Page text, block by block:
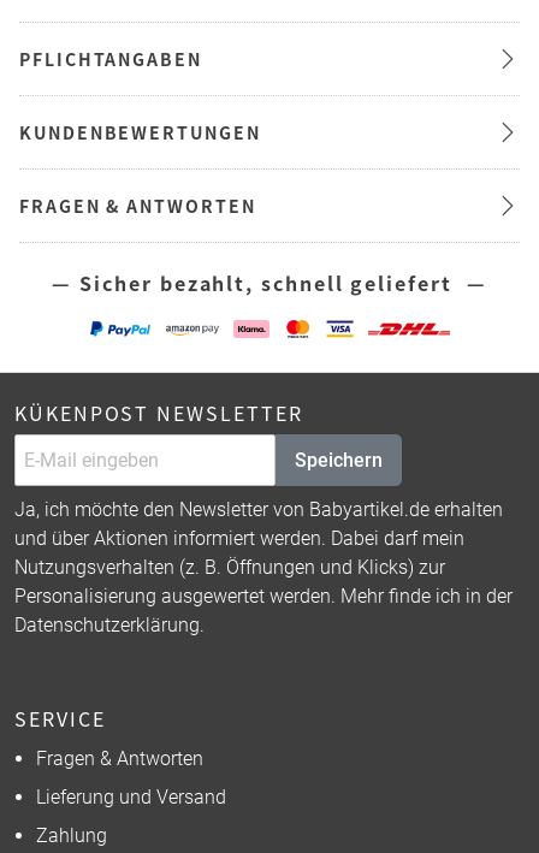
PFLICHTANGABEN
KUNDENBEWERTUNGEN
FRAGEN & ANTWORTEN
— Sicher bezahlt, schnell geliefert —
KÜKENPOST NEWSLETTER
Speichern
Ja, ich möchte den Newsletter von Babyartikel.de erhalten
und über Aktionen informiert werden. Dabei darf mein
Nutzungsverhalten (z. B. Öffnungen und Klicks) zur
Personalisierung ausgewertet werden. Mehr finde ich in der
Datenschutzerklärung.
SERVICE
Fragen & Antworten
Lieferung und Versand
Zahlung